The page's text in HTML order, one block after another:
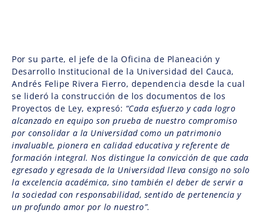
Por su parte, el jefe de la Oficina de Planeación y
Desarrollo Institucional de la Universidad del Cauca,
Andrés Felipe Rivera Fierro, dependencia desde la cual
se lideró la construcción de los documentos de los
Proyectos de Ley, expresó: “Cada esfuerzo y cada logro
alcanzado en equipo son prueba de nuestro compromiso
por consolidar a la Universidad como un patrimonio
invaluable, pionera en calidad educativa y referente de
formación integral. Nos distingue la convicción de que cada
egresado y egresada de la Universidad lleva consigo no solo
la excelencia académica, sino también el deber de servir a
la sociedad con responsabilidad, sentido de pertenencia y
un profundo amor por lo nuestro”.